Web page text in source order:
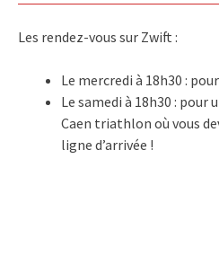
Les rendez-vous sur Zwift :
Le mercredi à 18h30 :
Le samedi à 18h30 : pour
Caen triathlon où vous
ligne d’arrivée !